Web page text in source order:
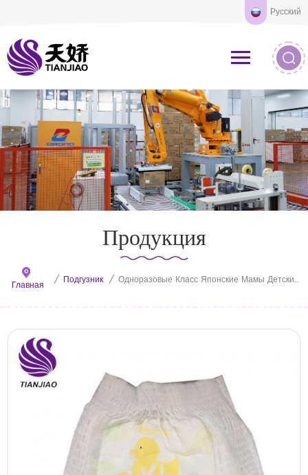
Русский
Продукция
Главная / Подгузник / Одноразовые Класс Японские Мамы Детские Подгузники Подтянуть Обучение Пластиковые Брюки Стиль Малышей Пеленки